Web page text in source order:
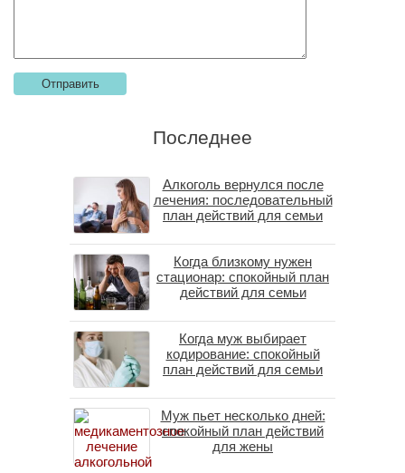
Последнее
Алкоголь вернулся после
лечения: последовательный
план действий для семьи
Когда близкому нужен
стационар: спокойный план
действий для семьи
Когда муж выбирает
кодирование: спокойный
план действий для семьи
Муж пьет несколько дней:
спокойный план действий
для жены